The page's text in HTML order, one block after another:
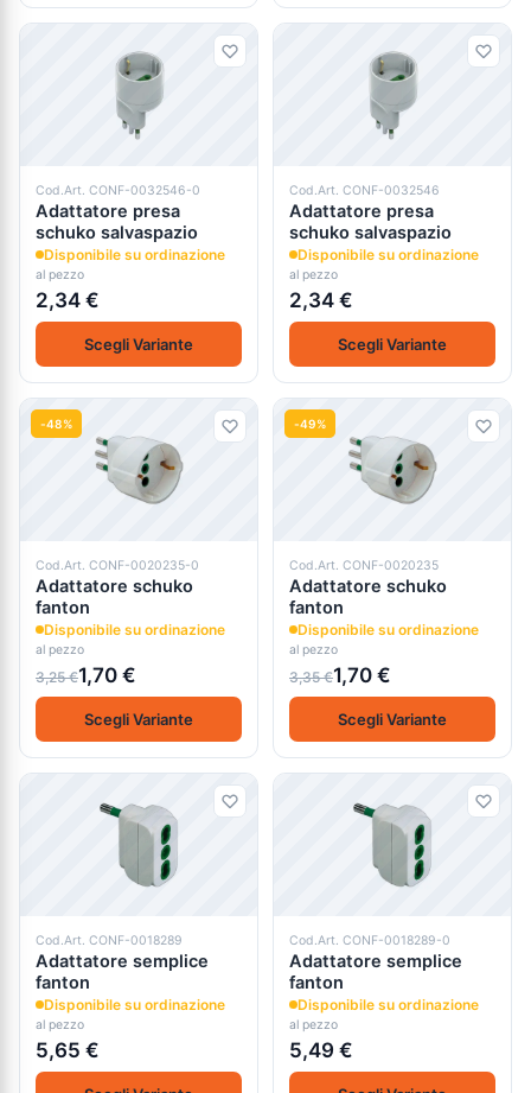
Cod.Art. CONF-0032546-0
Adattatore presa
schuko salvaspazio
Disponibile su ordinazione
al pezzo
2,34 €
Scegli Variante
Cod.Art. CONF-0032546
Adattatore presa
schuko salvaspazio
Disponibile su ordinazione
al pezzo
2,34 €
Scegli Variante
-48%
Cod.Art. CONF-0020235-0
Adattatore schuko
fanton
Disponibile su ordinazione
al pezzo
3,25 €1,70 €
Scegli Variante
-49%
Cod.Art. CONF-0020235
Adattatore schuko
fanton
Disponibile su ordinazione
al pezzo
3,35 €1,70 €
Scegli Variante
Cod.Art. CONF-0018289
Adattatore semplice
fanton
Disponibile su ordinazione
al pezzo
5,65 €
Cod.Art. CONF-0018289-0
Adattatore semplice
fanton
Disponibile su ordinazione
al pezzo
5,49 €